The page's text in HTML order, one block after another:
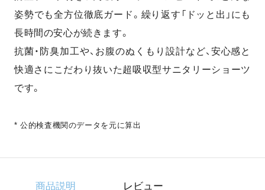
姿勢でも全方位徹底ガード。繰り返す「ドッと出」にも
長時間の安心が続きます。
抗菌・防臭加工や、お腹のぬくもり設計など、安心感と
快適さにこだわり抜いた超吸収型サニタリーショーツ
です。
* 公的検査機関のデータを元に算出
商品説明 レビュー